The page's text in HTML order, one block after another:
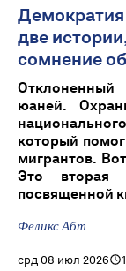
Демократия
две
сомнение
юаней.
который
мигрантов.
Это вторая
посвященной
Феликс Абт
срд 08 июл 2026